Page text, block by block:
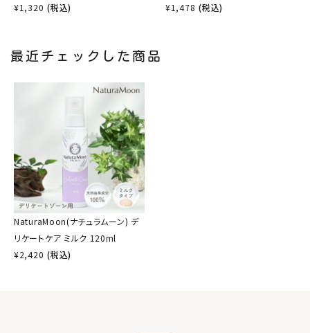
¥1,320 (税込)
¥1,478 (税込)
最近チェックした商品
NaturaMoon(ナチュラムーン) デ
リケートケア ミルク 120ml
¥2,420 (税込)